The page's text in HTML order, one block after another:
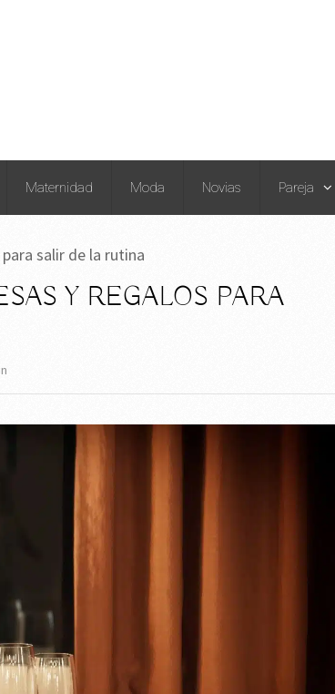
Maternidad Moda Novias Pareja
salir de la rutina
Y REGALOS PARA